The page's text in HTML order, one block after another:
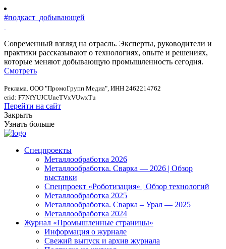
#подкаст_добывающей
Современный взгляд на отрасль. Эксперты, руководители и
практики рассказывают о технологиях, опыте и решениях,
которые меняют добывающую промышленность сегодня.
Смотреть
Реклама. ООО "ПромоГрупп Медиа", ИНН 2462214762
erid: F7NfYUJCUneTVxVUwxTu
Перейти на сайт
Закрыть
Узнать больше
Спецпроекты
Металлообработка 2026
Металлообработка. Сварка — 2026 | Обзор
выставки
Спецпроект «Роботизация» | Обзор технологий
Металлообработка 2025
Металлообработка. Сварка – Урал — 2025
Металлообработка 2024
Журнал «Промышленные страницы»
Информация о журнале
Свежий выпуск и архив журнала